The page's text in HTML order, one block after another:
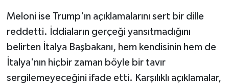
Meloni ise Trump'ın açıklamalarını sert bir dille
reddetti. İddiaların gerçeği yansıtmadığını
belirten İtalya Başbakanı, hem kendisinin hem de
İtalya'nın hiçbir zaman böyle bir tavır
sergilemeyeceğini ifade etti. Karşılıklı açıklamalar,